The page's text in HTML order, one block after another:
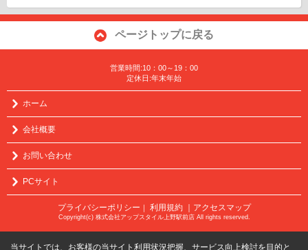
ページトップに戻る
営業時間:10：00～19：00
定休日:年末年始
ホーム
会社概要
お問い合わせ
PCサイト
プライバシーポリシー ｜ 利用規約 ｜アクセスマップ
Copyright(c) 株式会社アップスタイル上野駅前店 All rights reserved.
当サイトでは、お客様の当サイト利用状況把握、サービス向上検討を目的と